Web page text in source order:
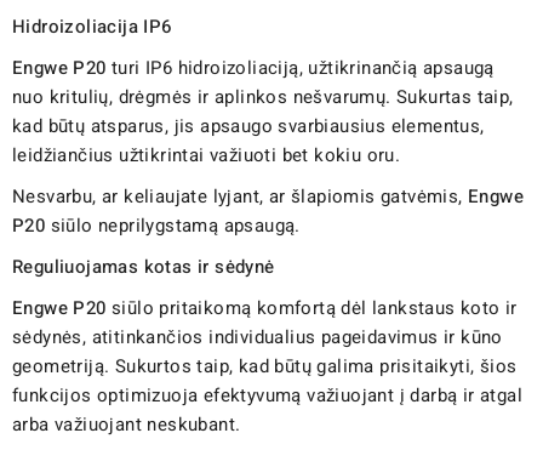
Hidroizoliacija IP6
Engwe P20 turi IP6 hidroizoliaciją, užtikrinančią apsaugą
nuo kritulių, drėgmės ir aplinkos nešvarumų. Sukurtas taip,
kad būtų atsparus, jis apsaugo svarbiausius elementus,
leidžiančius užtikrintai važiuoti bet kokiu oru.
Nesvarbu, ar keliaujate lyjant, ar šlapiomis gatvėmis, Engwe
P20 siūlo neprilygstamą apsaugą.
Reguliuojamas kotas ir sėdynė
Engwe P20 siūlo pritaikomą komfortą dėl lankstaus koto ir
sėdynės, atitinkančios individualius pageidavimus ir kūno
geometriją. Sukurtos taip, kad būtų galima prisitaikyti, šios
funkcijos optimizuoja efektyvumą važiuojant į darbą ir atgal
arba važiuojant neskubant.